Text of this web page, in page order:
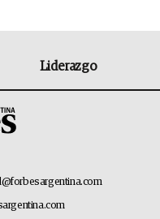
Liderazgo